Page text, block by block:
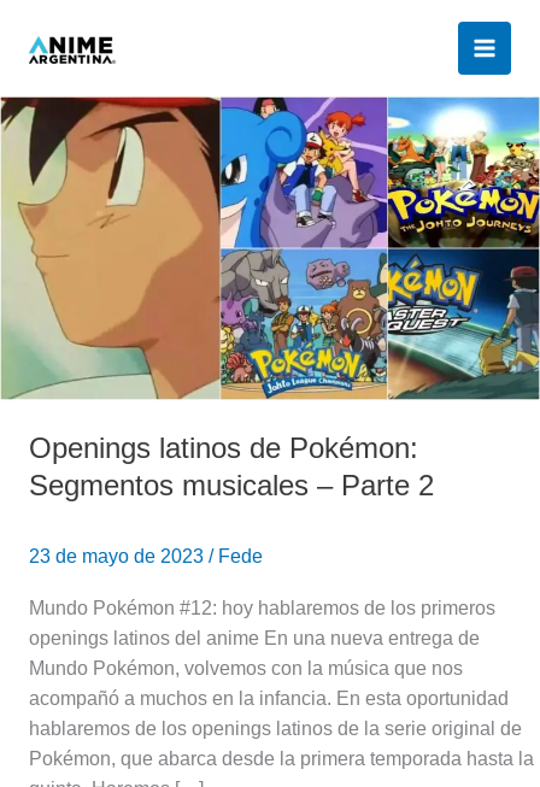
Openings latinos de Pokémon:
Segmentos musicales – Parte 2
23 de mayo de 2023 / Fede
Mundo Pokémon #12: hoy hablaremos de los primeros
openings latinos del anime En una nueva entrega de
Mundo Pokémon, volvemos con la música que nos
acompañó a muchos en la infancia. En esta oportunidad
hablaremos de los openings latinos de la serie original de
Pokémon, que abarca desde la primera temporada hasta la
Openings
latinos
de
Pokémon:
Segmentos
musicales
Parte
2